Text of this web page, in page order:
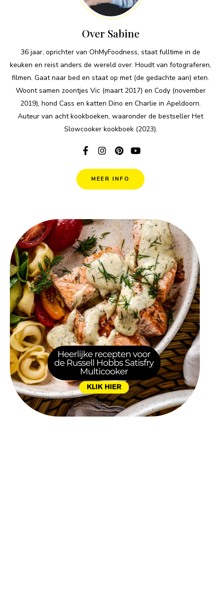
Over Sabine
36 jaar, oprichter van OhMyFoodness, staat fulltime in de
keuken en reist anders de wereld over. Houdt van fotograferen,
filmen. Gaat naar bed en staat op met (de gedachte aan) eten.
Woont samen zoontjes Vic (maart 2017) en Cody (november
2019), hond Cass en katten Dino en Charlie in Apeldoorn.
Auteur van acht kookboeken, waaronder de bestseller Het
Slowcooker kookboek (2023).
MEER INFO